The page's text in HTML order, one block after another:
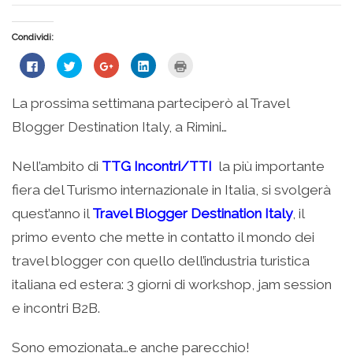
Condividi:
Fai
clic
su
Facebook
apre
in
finestra)
Fai
clic
condividere
su
Twitter
(Si
nuova
Fai
clic
condividere
su
Google+
(Si
nuova
Fai
clic
condividere
su
LinkedIn
(Si
apre
nuova
stampare
(Si
apre
in
La prossima settimana parteciperò al Travel
Blogger Destination Italy, a Rimini…
Nell’ambito di TTG Incontri/TTI la più importante
fiera del Turismo internazionale in Italia, si svolgerà
quest’anno il Travel Blogger Destination Italy, il
primo evento che mette in contatto il mondo dei
travel blogger con quello dell’industria turistica
italiana ed estera: 3 giorni di workshop, jam session
e incontri B2B.
Sono emozionata…e anche parecchio!